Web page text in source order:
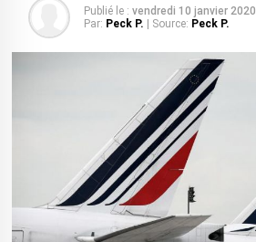
Publié le : vendredi 10 janvier 2020
Par: Peck P. | Source: Peck P.